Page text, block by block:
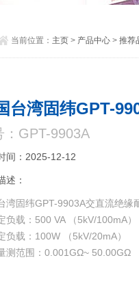
当前位置： 主页> 产品中心> 推荐
台湾固纬GPT-
：GPT-9903A
间：2025-12-12
述：
湾固纬GPT-9903A交直流绝缘
负载：500 VA （5kV/100mA）
负载：100W （5kV/20mA）
测范围：0.001GΩ~ 50.00GΩ